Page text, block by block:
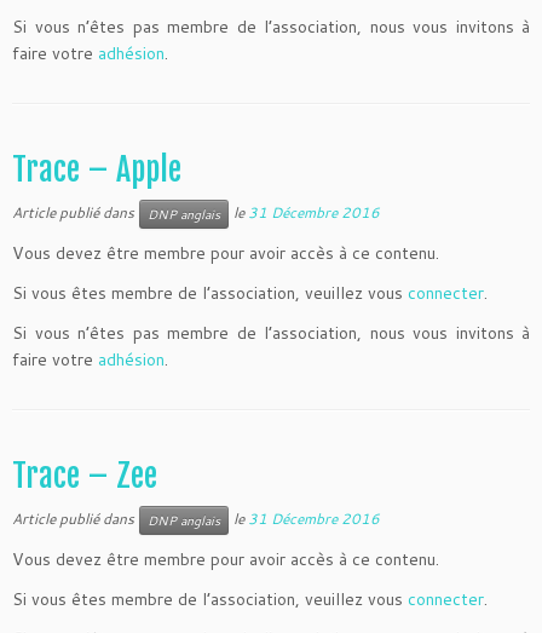
Si vous n’êtes pas membre de l’association, nous vous invitons à
faire votre adhésion.
Trace – Apple
Article publié dans DNP anglais le31 Décembre 2016
Vous devez être membre pour avoir accès à ce contenu.
Si vous êtes membre de l’association, veuillez vous connecter.
Si vous n’êtes pas membre de l’association, nous vous invitons à
faire votre adhésion.
Trace – Zee
Article publié dans DNP anglais le31 Décembre 2016
Vous devez être membre pour avoir accès à ce contenu.
Si vous êtes membre de l’association, veuillez vous connecter.